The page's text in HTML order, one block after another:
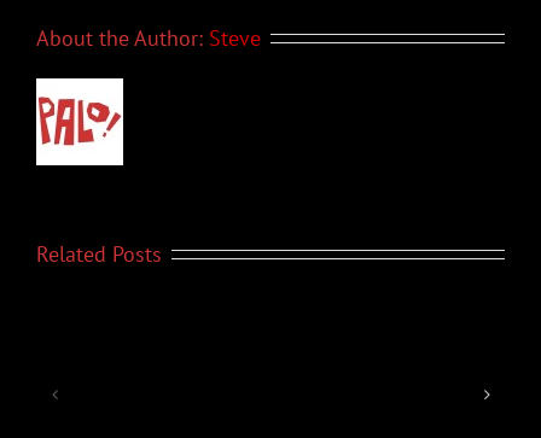
About the Author: Steve
Related Posts